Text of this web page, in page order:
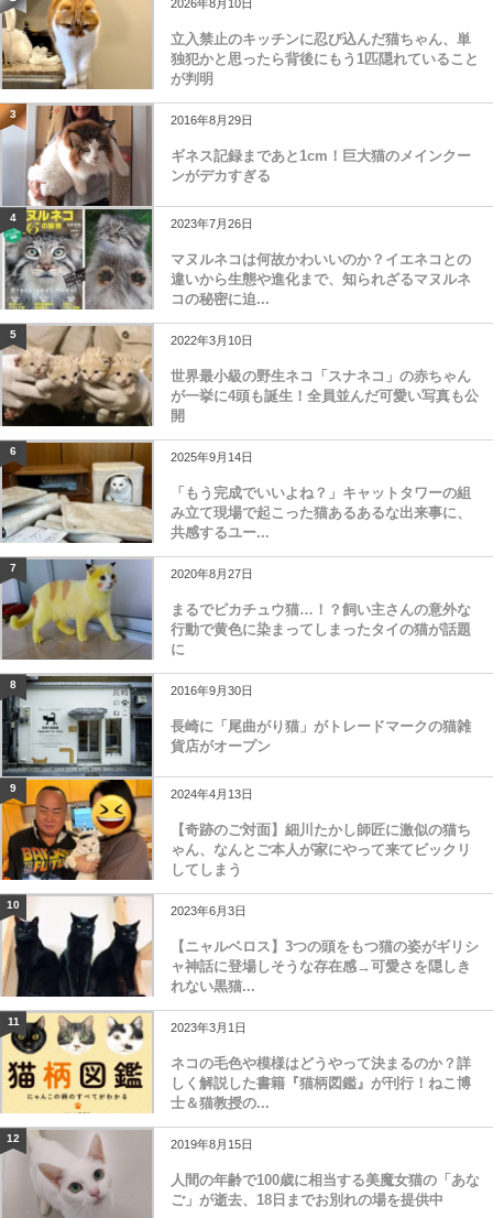
2026年8月10日
立入禁止のキッチンに忍び込んだ猫ちゃん、単
独犯かと思ったら背後にもう1匹隠れていること
が判明
3 2016年8月29日
ギネス記録まであと1cm！巨大猫のメインクー
ンがデカすぎる
4 2023年7月26日
マヌルネコは何故かわいいのか？イエネコとの
違いから生態や進化まで、知られざるマヌルネ
コの秘密に迫...
5 2022年3月10日
世界最小級の野生ネコ「スナネコ」の赤ちゃん
が一挙に4頭も誕生！全員並んだ可愛い写真も公
開
6 2025年9月14日
「もう完成でいいよね？」キャットタワーの組
み立て現場で起こった猫あるあるな出来事に、
共感するユー...
7 2020年8月27日
まるでピカチュウ猫…！？飼い主さんの意外な
行動で黄色に染まってしまったタイの猫が話題
に
8 2016年9月30日
長崎に「尾曲がり猫」がトレードマークの猫雑
貨店がオープン
9 2024年4月13日
【奇跡のご対面】細川たかし師匠に激似の猫ち
ゃん、なんとご本人が家にやって来てビックリ
してしまう
10 2023年6月3日
【ニャルベロス】3つの頭をもつ猫の姿がギリシ
ャ神話に登場しそうな存在感→可愛さを隠しき
れない黒猫...
11 2023年3月1日
ネコの毛色や模様はどうやって決まるのか？詳
しく解説した書籍『猫柄図鑑』が刊行！ねこ博
士＆猫教授の...
12 2019年8月15日
人間の年齢で100歳に相当する美魔女猫の「あな
ご」が逝去、18日までお別れの場を提供中